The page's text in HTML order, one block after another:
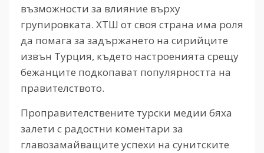
възможности за влияние върху
групировката. ХТШ от своя страна има роля
да помага за задържането на сирийците
извън Турция, където настроенията срещу
бежанците подкопават популярността на
правителството.
Проправителствените турски медии бяха
залети с радостни коментари за
главозамайващите успехи на сунитските